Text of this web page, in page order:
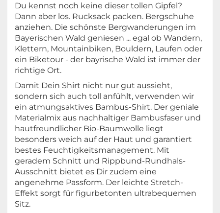
Du kennst noch keine dieser tollen Gipfel?
Dann aber los. Rucksack packen. Bergschuhe
anziehen. Die schönste Bergwanderungen im
Bayerischen Wald geniesen ... egal ob Wandern,
Klettern, Mountainbiken, Bouldern, Laufen oder
ein Biketour - der bayrische Wald ist immer der
richtige Ort.
Damit Dein Shirt nicht nur gut aussieht,
sondern sich auch toll anfühlt, verwenden wir
ein atmungsaktives Bambus-Shirt. Der geniale
Materialmix aus nachhaltiger Bambusfaser und
hautfreundlicher Bio-Baumwolle liegt
besonders weich auf der Haut und garantiert
bestes Feuchtigkeitsmanagement. Mit
geradem Schnitt und Rippbund-Rundhals-
Ausschnitt bietet es Dir zudem eine
angenehme Passform. Der leichte Stretch-
Effekt sorgt für figurbetonten ultrabequemen
Sitz.